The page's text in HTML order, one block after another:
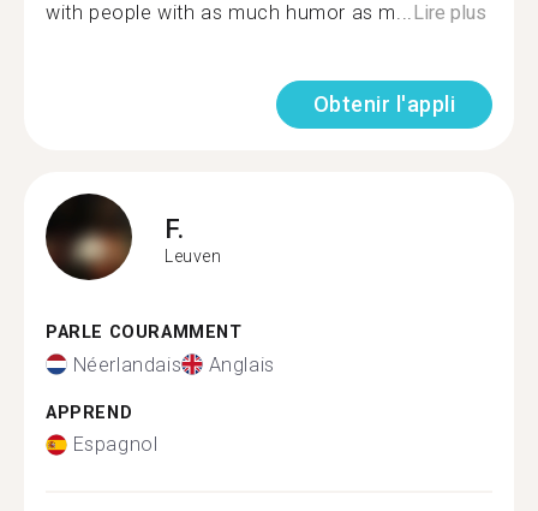
with people with as much humor as m...Lire plus
Obtenir l'appli
F.
Leuven
PARLE COURAMMENT
Néerlandais Anglais
APPREND
Espagnol